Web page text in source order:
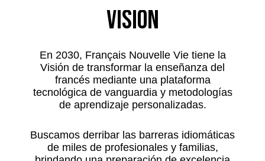
VISIÓN
En 2030, Français Nouvelle Vie tiene la
Visión de transformar la enseñanza del
francés mediante una plataforma
tecnológica de vanguardia y metodologías
de aprendizaje personalizadas.
Buscamos derribar las barreras idiomáticas
de miles de profesionales y familias,